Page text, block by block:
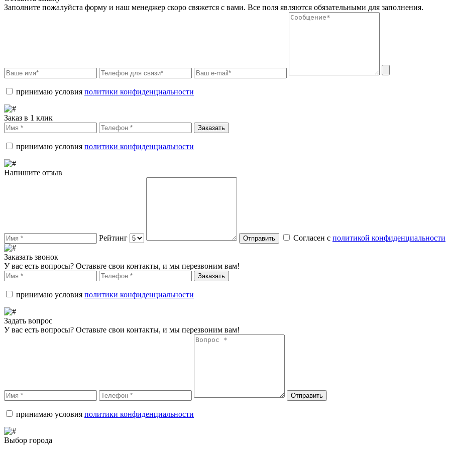
Заполните пожалуйста форму и наш менеджер скоро свяжется с вами. Все поля являются обязательными для заполнения.
принимаю условия политики конфиденциальности
Заказ в 1 клик
Заказать
принимаю условия политики конфиденциальности
Напишите отзыв
Рейтинг Отправить Согласен с политикой конфиденциальности
Заказать звонок
У вас есть вопросы? Оставьте свои контакты, и мы перезвоним вам!
Заказать
принимаю условия политики конфиденциальности
Задать вопрос
У вас есть вопросы? Оставьте свои контакты, и мы перезвоним вам!
Отправить
принимаю условия политики конфиденциальности
Выбор города